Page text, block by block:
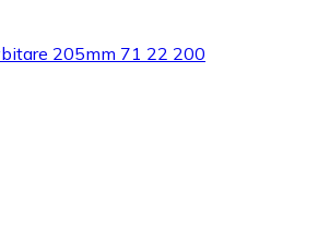
205mm 71 22 200